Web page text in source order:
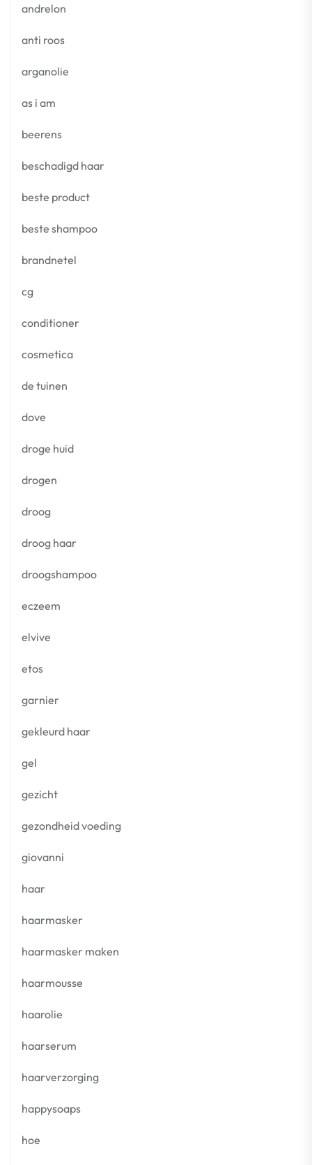
andrelon
anti roos
arganolie
as i am
beerens
beschadigd haar
beste product
beste shampoo
brandnetel
cg
conditioner
cosmetica
de tuinen
dove
droge huid
drogen
droog
droog haar
droogshampoo
eczeem
elvive
etos
garnier
gekleurd haar
gel
gezicht
gezondheid voeding
giovanni
haar
haarmasker
haarmasker maken
haarmousse
haarolie
haarserum
haarverzorging
happysoaps
hoe